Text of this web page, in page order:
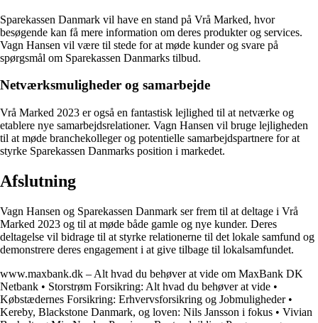
Sparekassen Danmark vil have en stand på Vrå Marked, hvor
besøgende kan få mere information om deres produkter og services.
Vagn Hansen vil være til stede for at møde kunder og svare på
spørgsmål om Sparekassen Danmarks tilbud.
Netværksmuligheder og samarbejde
Vrå Marked 2023 er også en fantastisk lejlighed til at netværke og
etablere nye samarbejdsrelationer. Vagn Hansen vil bruge lejligheden
til at møde branchekolleger og potentielle samarbejdspartnere for at
styrke Sparekassen Danmarks position i markedet.
Afslutning
Vagn Hansen og Sparekassen Danmark ser frem til at deltage i Vrå
Marked 2023 og til at møde både gamle og nye kunder. Deres
deltagelse vil bidrage til at styrke relationerne til det lokale samfund og
demonstrere deres engagement i at give tilbage til lokalsamfundet.
www.maxbank.dk – Alt hvad du behøver at vide om MaxBank DK
Netbank • Storstrøm Forsikring: Alt hvad du behøver at vide •
Købstædernes Forsikring: Erhvervsforsikring og Jobmuligheder•
Kereby, Blackstone Danmark, og loven: Nils Jansson i fokus • Vivian